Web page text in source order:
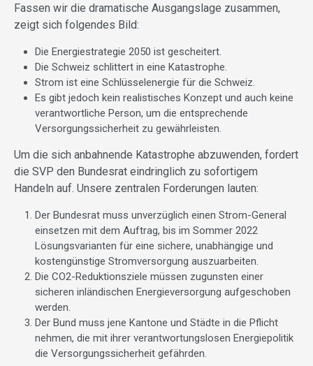
Fassen wir die dramatische Ausgangslage zusammen,
zeigt sich folgendes Bild:
Die Energiestrategie 2050 ist gescheitert.
Die Schweiz schlittert in eine Katastrophe.
Strom ist eine Schlüsselenergie für die Schweiz.
Es gibt jedoch kein realistisches Konzept und auch keine
verantwortliche Person, um die entsprechende
Versorgungssicherheit zu gewährleisten.
Um die sich anbahnende Katastrophe abzuwenden, fordert
die SVP den Bundesrat eindringlich zu sofortigem
Handeln auf. Unsere zentralen Forderungen lauten:
Der Bundesrat muss unverzüglich einen Strom-General
einsetzen mit dem Auftrag, bis im Sommer 2022
Lösungsvarianten für eine sichere, unabhängige und
kostengünstige Stromversorgung auszuarbeiten.
Die CO2-Reduktionsziele müssen zugunsten einer
sicheren inländischen Energieversorgung aufgeschoben
werden.
Der Bund muss jene Kantone und Städte in die Pflicht
nehmen, die mit ihrer verantwortungslosen Energiepolitik
die Versorgungssicherheit gefährden.